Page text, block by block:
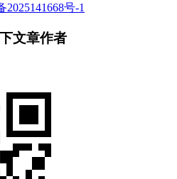
2025141668号-1
文章作者